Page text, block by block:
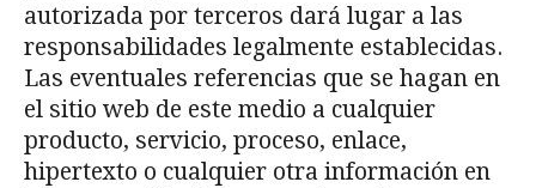
autorizada por terceros dará lugar a las
responsabilidades legalmente establecidas.
Las eventuales referencias que se hagan en
el sitio web de este medio a cualquier
producto, servicio, proceso, enlace,
hipertexto o cualquier otra información en